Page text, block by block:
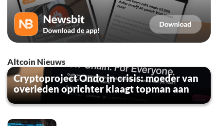
Altcoin Nieuws
Cryptoproject Ondo in crisis: moeder van
overleden oprichter klaagt topman aan